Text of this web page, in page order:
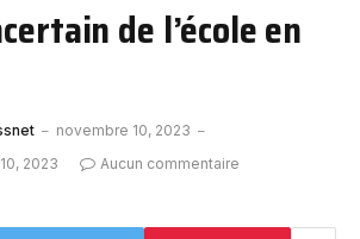
de l’école en
novembre 10, 2023
2023
Aucun commentaire